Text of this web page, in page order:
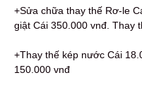
+Sửa chữa thay thế Rơ-le
giật Cái 350.000 vnđ. Thay
+Thay thế kép nước Cái
150.000 vnđ